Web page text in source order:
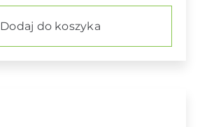
Dodaj do koszyka